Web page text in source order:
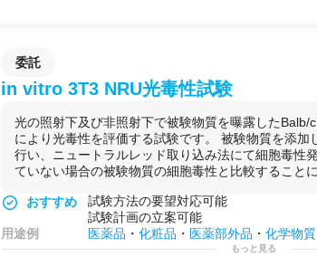
委託
in vitro 3T3 NRU光毒性試験
光の照射下及び非照射下で被験物質を曝露したBalb/
により光毒性を評価する試験です。 被験物質を添加
行い、ニュートラルレッド取り込み法にて細胞毒性
ていない場合の被験物質の細胞毒性と比較することに
おすすめ
試験方法の要望対応可能
試験計画の立案可能
用途例
医薬品 ・化粧品 ・ 医薬部外品 ・化学物質
もっと見る